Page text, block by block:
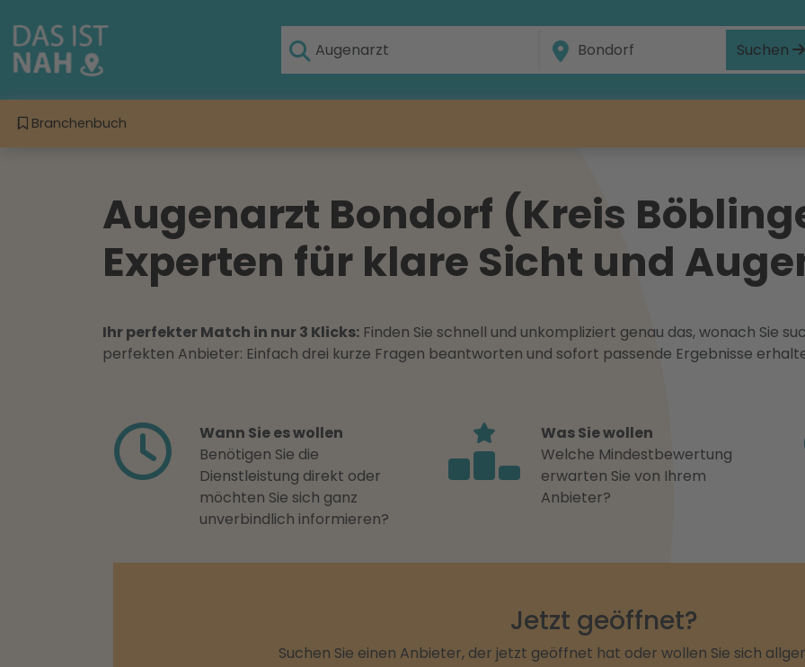
Suchen
Branchenbuch
Augenarzt Bondorf (Kreis
Experten für klare Sicht und
Ihr perfekter Match in nur 3 Klicks: Finden Sie schnell und unkompliziert genau das, wonach Sie
perfekten Anbieter: Einfach drei kurze Fragen beantworten und sofort passende Ergebnisse
Wann Sie es wollen
Benötigen Sie die
Dienstleistung direkt oder
möchten Sie sich ganz
unverbindlich informieren?
Was Sie wollen
Welche Mindestbewertung
erwarten Sie von Ihrem
Anbieter?
Jetzt geöffnet?
Suchen Sie einen Anbieter, der jetzt geöffnet hat oder wollen Sie sich